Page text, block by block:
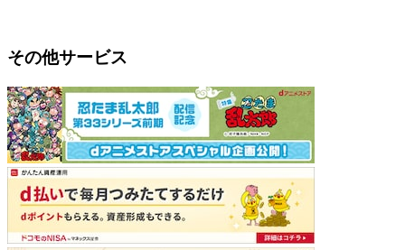
その他サービス